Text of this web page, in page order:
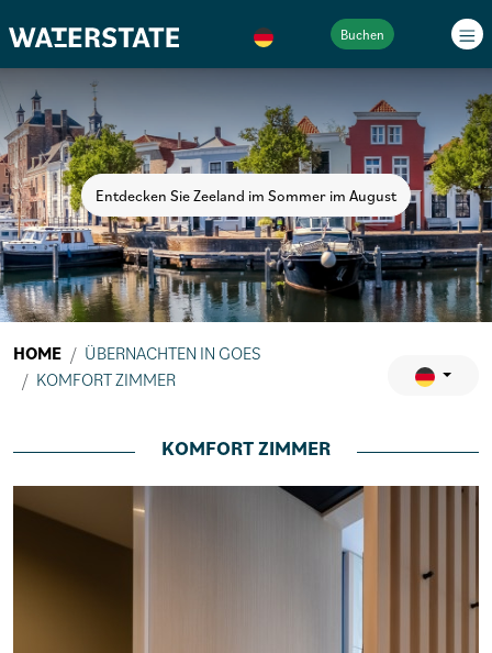
Buchen
Entdecken Sie Zeeland im Sommer im August
HOME
ÜBERNACHTEN IN GOES
KOMFORT ZIMMER
KOMFORT ZIMMER